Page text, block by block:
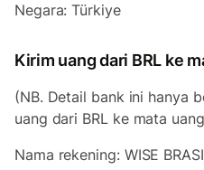
Negara: Türkiye
Kirim uang dari BRL ke
(NB. Detail bank ini hanya
uang dari BRL ke mata
Nama rekening: WISE